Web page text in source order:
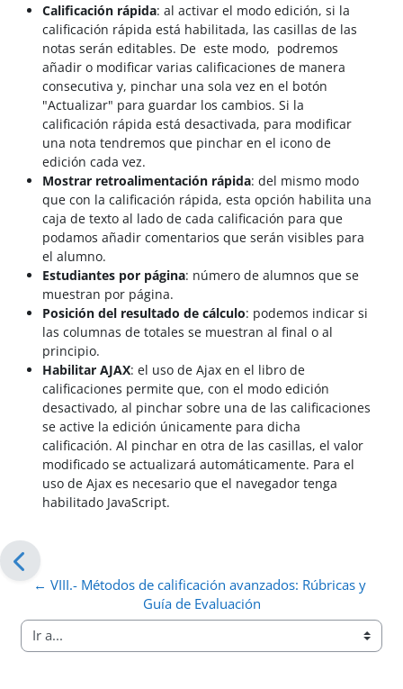
Calificación rápida: al activar el modo edición, si la
calificación rápida está habilitada, las casillas de las
notas serán editables. De este modo, podremos
añadir o modificar varias calificaciones de manera
consecutiva y, pinchar una sola vez en el botón
"Actualizar" para guardar los cambios. Si la
calificación rápida está desactivada, para modificar
una nota tendremos que pinchar en el icono de
edición cada vez.
Mostrar retroalimentación rápida: del mismo modo
que con la calificación rápida, esta opción habilita una
caja de texto al lado de cada calificación para que
podamos añadir comentarios que serán visibles para
el alumno.
Estudiantes por página: número de alumnos que se
muestran por página.
Posición del resultado de cálculo: podemos indicar si
las columnas de totales se muestran al final o al
principio.
Habilitar AJAX: el uso de Ajax en el libro de
calificaciones permite que, con el modo edición
desactivado, al pinchar sobre una de las calificaciones
se active la edición únicamente para dicha
calificación. Al pinchar en otra de las casillas, el valor
modificado se actualizará automáticamente. Para el
uso de Ajax es necesario que el navegador tenga
habilitado JavaScript.
← VIII.- Métodos de calificación avanzados: Rúbricas y
Guía de Evaluación
Ir a...